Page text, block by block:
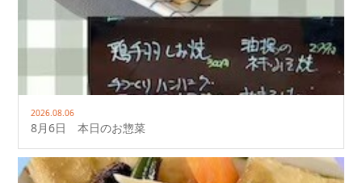
2026.08.06
8月6日 本日のお惣菜